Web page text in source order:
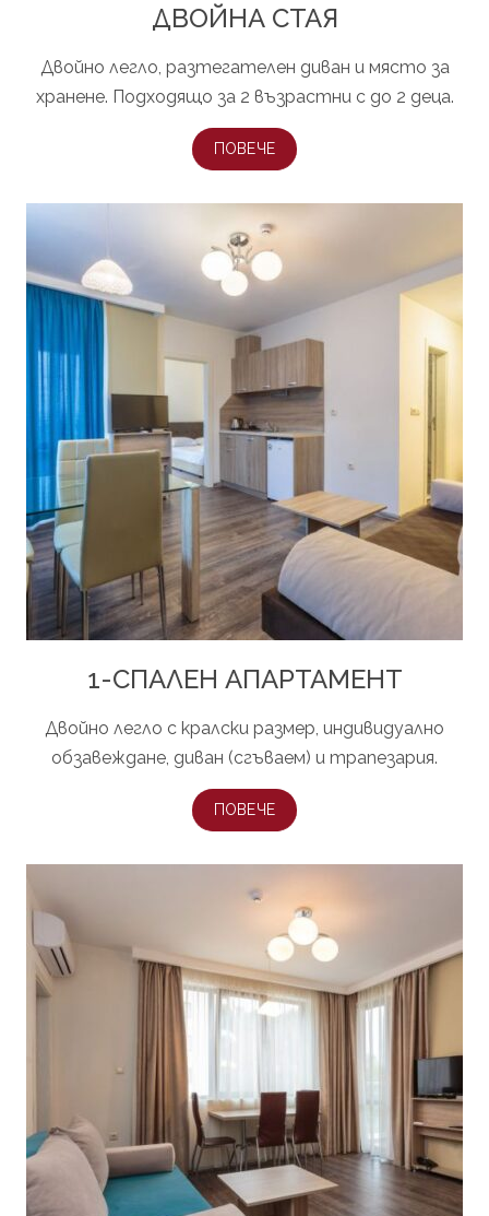
ДВОЙНА СТАЯ
Двойно легло, разтегателен диван и място за
хранене. Подходящо за 2 възрастни с до 2 деца.
ПОВЕЧЕ
1-СПАЛЕН АПАРТАМЕНТ
Двойно легло с кралски размер, индивидуално
обзавеждане, диван (сгъваем) и трапезария.
ПОВЕЧЕ